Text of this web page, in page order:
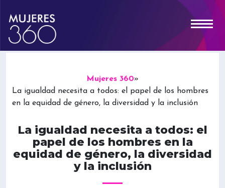
Mujeres 360»
La igualdad necesita a todos: el papel de los hombres
en la equidad de género, la diversidad y la inclusión
La igualdad necesita a todos: el
papel de los hombres en la
equidad de género, la diversidad
y la inclusión